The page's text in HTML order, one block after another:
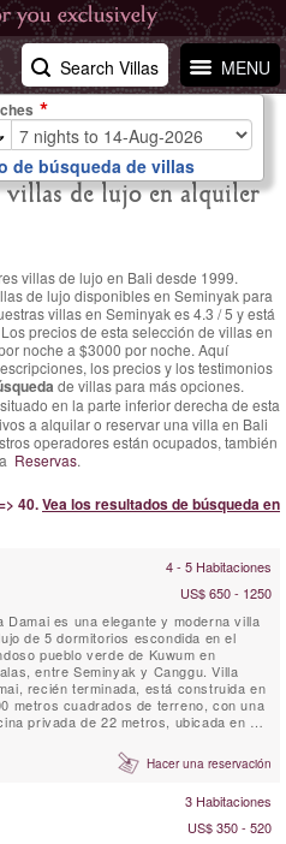
MENU
Search Villas
villas de lujo en alquiler
villas de lujo en Bali desde 1999.
de lujo disponibles en Seminyak para
villas en Seminyak es4.3 /5 y está
Los precios de esta selección de villas en
noche a $3000 por noche. Aquí
los precios y los testimonios
de villas para más opciones.
situado en la parte inferior derecha de esta
a alquilar o reservar una villa en Bali
operadores están ocupados, también
Reservas.
40.Vea los resultados de búsqueda en
4 - 5 Habitaciones
US$ 650 - 1250
Damai es una elegante y moderna villa
de 5 dormitorios escondida en el
pueblo verde de Kuwum en
entre Seminyak y Canggu. Villa
recién terminada, está construida en
metros cuadrados de terreno, con una
privada de 22 metros, ubicada en un
con vistas a los arrozales
Esta idílica villa de Bali ofrece a
Hacer una reservación
3 Habitaciones
US$ 350 - 520
de búsqueda de villas